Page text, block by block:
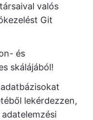
valós
Git
és
skálájából!
lekérdezzen,